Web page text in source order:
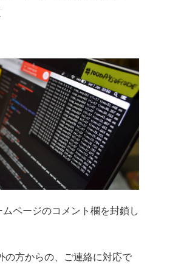
ページのコメント欄を封鎖し
の方からの、ご連絡に対応で